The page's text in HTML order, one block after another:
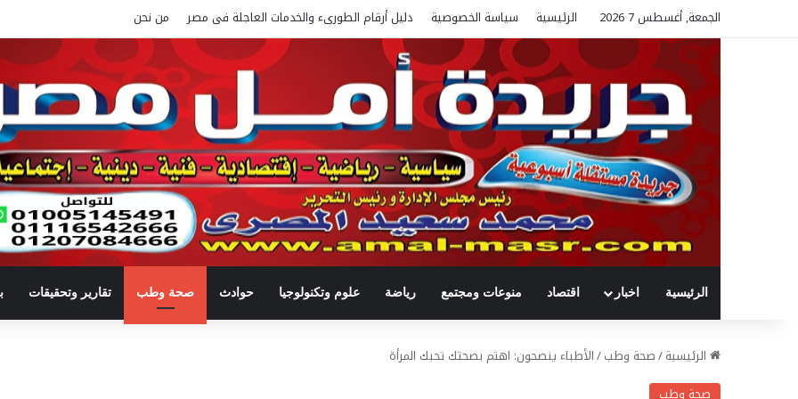
الجمعة, أغسطس 7 2026 الرئيسية سياسة الخصوصية دليل أرقام الطورىء والخدمات العاجلة فى مصر من نحن
الرئيسية اخبار اقتصاد منوعات ومجتمع رياضة علوم وتكنولوجيا حوادث صحة وطب تقارير وتحقيقات
الرئيسية/صحة وطب/الأطباء ينصحون: اهتم بصحتك تحبك المرأة
صحة وطب